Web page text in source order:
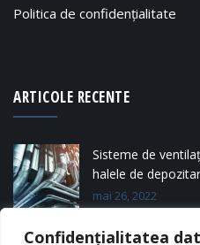
Confidențialitatea
Politica de confidențialitate
ARTICOLE RECENTE
Sisteme de
halele de
mai 26, 2022